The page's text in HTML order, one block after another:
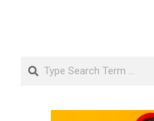
Search